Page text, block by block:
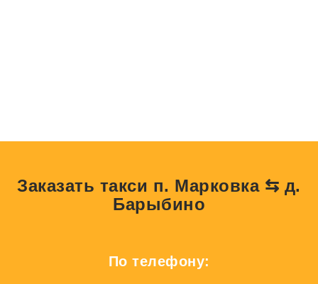
Заказать такси п. Марковка ⇆ д.
Барыбино
По телефону: